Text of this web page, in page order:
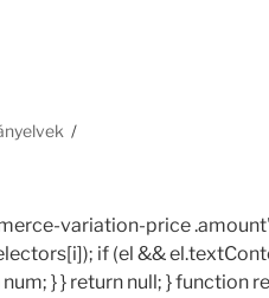
variation-price
if (el &&
} } return null; } function